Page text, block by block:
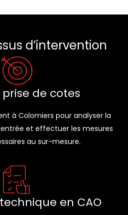
d’intervention
de cotes
à Colomiers pour analyser la
et effectuer les mesures
au sur-mesure.
en CAO